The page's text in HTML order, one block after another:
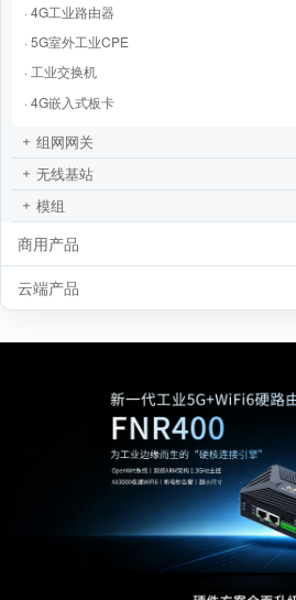
· 4G工业路由器
· 5G室外工业CPE
· 工业交换机
· 4G嵌入式板卡
组网网关
无线基站
模组
商用产品
云端产品